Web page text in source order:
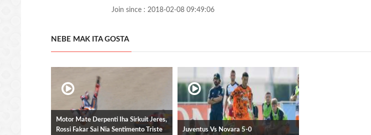
Join since : 2018-02-08 09:49:06
NEBE MAK ITA GOSTA
Motor Mate Derpenti Iha Sirkuit Jeres,
Rossi Fakar Sai Nia Sentimento Triste
Juventus Vs Novara 5-0